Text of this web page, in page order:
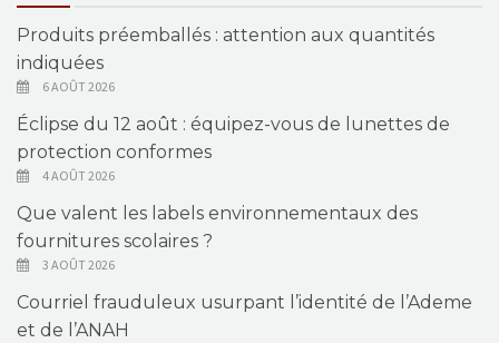
Produits préemballés : attention aux quantités
indiquées
6 AOÛT 2026
Éclipse du 12 août : équipez-vous de lunettes de
protection conformes
4 AOÛT 2026
Que valent les labels environnementaux des
fournitures scolaires ?
3 AOÛT 2026
Courriel frauduleux usurpant l’identité de l’Ademe
et de l’ANAH